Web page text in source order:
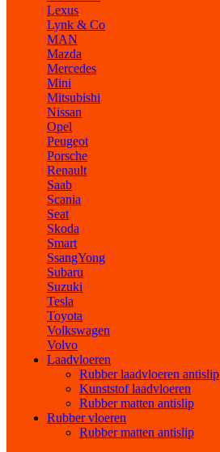
Lexus
Lynk & Co
MAN
Mazda
Mercedes
Mini
Mitsubishi
Nissan
Opel
Peugeot
Porsche
Renault
Saab
Scania
Seat
Skoda
Smart
SsangYong
Subaru
Suzuki
Tesla
Toyota
Volkswagen
Volvo
Laadvloeren
Rubber laadvloeren antislip
Kunststof laadvloeren
Rubber matten antislip
Rubber vloeren
Rubber matten antislip